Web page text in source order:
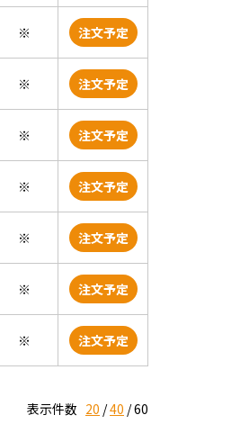
※ 注文予定
※ 注文予定
※ 注文予定
※ 注文予定
※ 注文予定
※ 注文予定
※ 注文予定
表示件数 20 40 60